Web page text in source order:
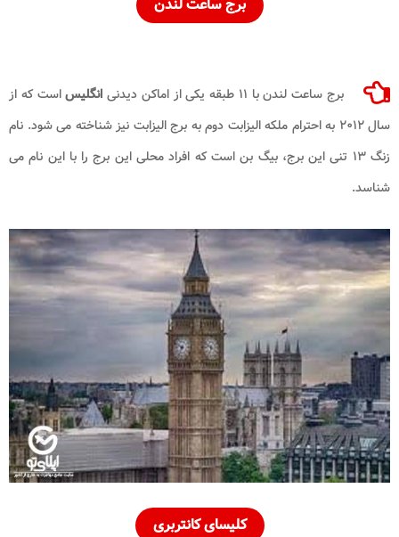
برج ساعت لندن
برج ساعت لندن با ۱۱ طبقه یکی از اماکن دیدنی انگلیساست که از
سال ۲۰۱۲ به احترام ملکه الیزابت دوم به برج الیزابت نیز شناخته می شود. نام
زنگ ۱۳ تنی این برج، بیگ بن است که افراد محلی این برج را با این نام می
شناسد.
کلیسای کانتربری